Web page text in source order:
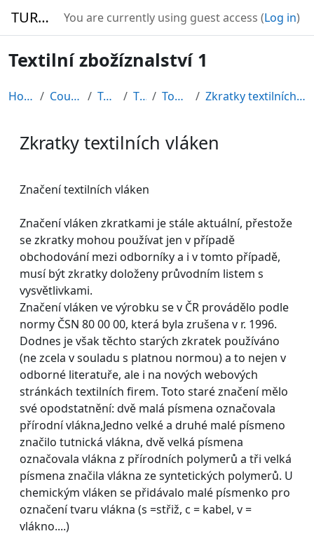
TURBO You are currently using guest access (Log in)
Textilní zbožíznalství 1
Home Courses Textil TZB Topic 1 Zkratky textilních vláken
Zkratky textilních vláken
Značení textilních vláken
Značení vláken zkratkami je stále aktuální, přestože
se zkratky mohou používat jen v případě
obchodování mezi odborníky a i v tomto případě,
musí být zkratky doloženy průvodním listem s
vysvětlivkami.
Značení vláken ve výrobku se v ČR provádělo podle
normy ČSN 80 00 00, která byla zrušena v r. 1996.
Dodnes je však těchto starých zkratek používáno
(ne zcela v souladu s platnou normou) a to nejen v
odborné literatuře, ale i na nových webových
stránkách textilních firem. Toto staré značení mělo
své opodstatnění: dvě malá písmena označovala
přírodní vlákna,Jedno velké a druhé malé písmeno
značilo tutnická vlákna, dvě velká písmena
označovala vlákna z přírodních polymerů a tři velká
písmena značila vlákna ze syntetických polymerů. U
chemickým vláken se přidávalo malé písmenko pro
označení tvaru vlákna (s =střiž, c = kabel, v =
vlákno....)